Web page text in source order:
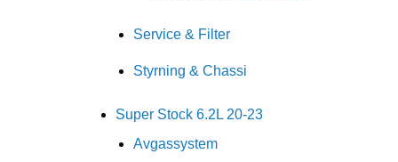
Service & Filter
Styrning & Chassi
Super Stock 6.2L 20-23
Avgassystem